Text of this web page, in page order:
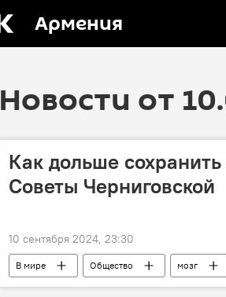
Армения
Новости от
Как дольше
Советы Черниговской
10 сентября 2024, 23:30
В мире Общество мозг